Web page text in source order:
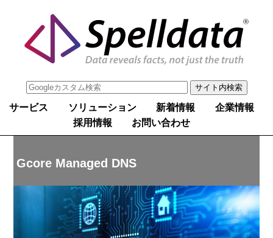
サービス ソリューション 新着情報
企業情報
採用情報
お問い合わせ
Gcore Managed DNS